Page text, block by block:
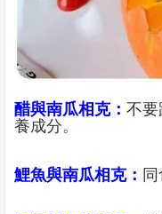
醋與南瓜相克： 不要
養成分。
鯉魚與南瓜相克：